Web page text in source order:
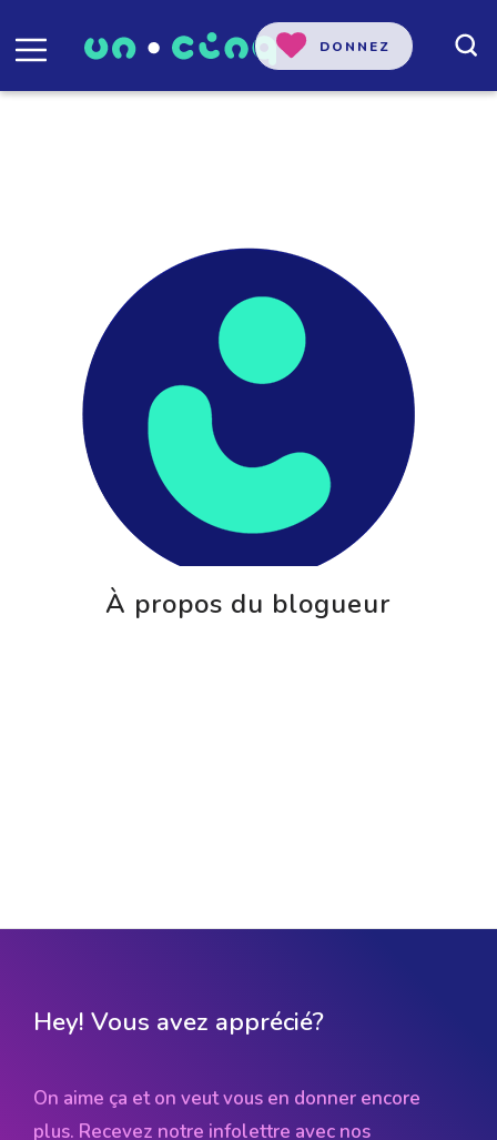
DONNEZ
À propos du blogueur
Hey! Vous avez apprécié?
On aime ça et on veut vous en donner encore
plus. Recevez notre infolettre avec nos